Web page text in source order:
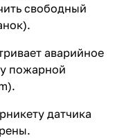
свободный
аварийное
пожарной
датчика